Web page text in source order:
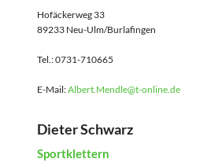
Hofäckerweg 33
89233 Neu-Ulm/Burlafingen
Tel.: 0731-710665
E-Mail:Albert.Mendle@t-online.de
Dieter Schwarz
Sportklettern